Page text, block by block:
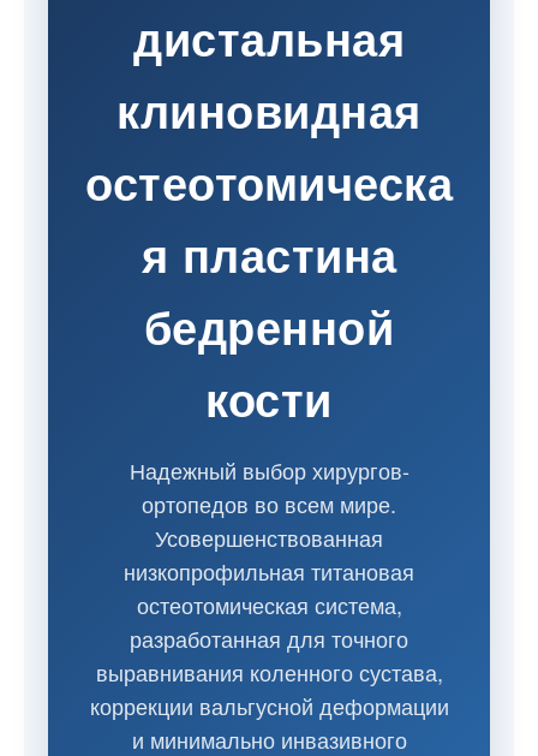
дистальная
клиновидная
остеотомическа
я пластина
бедренной
кости
Надежный выбор хирургов-
ортопедов во всем мире.
Усовершенствованная
низкопрофильная титановая
остеотомическая система,
разработанная для точного
выравнивания коленного сустава,
коррекции вальгусной деформации
и минимально инвазивного